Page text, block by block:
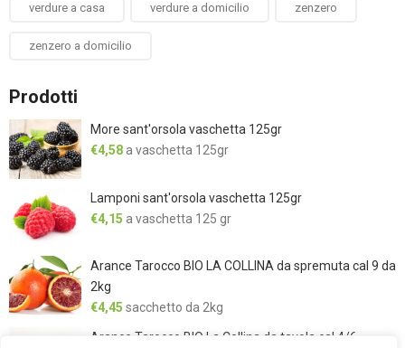
verdure a casa verdure a domicilio zenzero
zenzero a domicilio
Prodotti
More sant'orsola vaschetta 125gr
€4,58 a vaschetta 125gr
Lamponi sant'orsola vaschetta 125gr
€4,15 a vaschetta 125 gr
Arance Tarocco BIO LA COLLINA da spremuta cal 9 da
2kg
€4,45 sacchetto da 2kg
Arance Tarocco BIO La Collina da tavola cal 4/6